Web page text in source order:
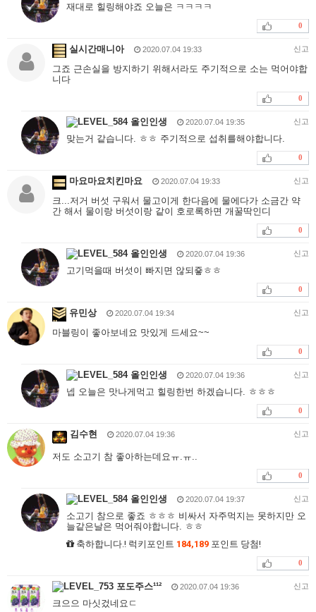
재대로 힐링해야죠 오늘은 ㅋㅋㅋㅋ
0
실시간매니아 2020.07.04 19:33 신고
그죠 근손실을 방지하기 위해서라도 주기적으로 소는 먹어야합
니다
0
올인인생 2020.07.04 19:35 신고
맞는거 같습니다. ㅎㅎ 주기적으로 섭취를해야합니다.
0
마요마요치킨마요 2020.07.04 19:33 신고
크...저거 버섯 구워서 물고이게 한다음에 물에다가 소금간 약
간 해서 물이랑 버섯이랑 같이 호로록하면 개꿀딱인디
0
올인인생 2020.07.04 19:36 신고
고기먹을때 버섯이 빠지면 않되죻ㅎㅎ
0
유민상 2020.07.04 19:34 신고
마블링이 좋아보네요 맛있게 드세요~~
0
올인인생 2020.07.04 19:36 신고
넵 오늘은 맛나게먹고 힐링한번 하겠습니다. ㅎㅎㅎ
0
김수현 2020.07.04 19:36 신고
저도 소고기 참 좋아하는데요ㅠ.ㅠ..
0
올인인생 2020.07.04 19:37 신고
소고기 참으로 좋죠 ㅎㅎㅎ 비싸서 자주먹지는 못하지만 오
늘같은날은 먹어줘야합니다. ㅎㅎ
축하합니다.! 럭키포인트 184,189 포인트 당첨!
0
포도주스¹¹² 2020.07.04 19:36 신고
크으으 마싯겄네요ㄷ